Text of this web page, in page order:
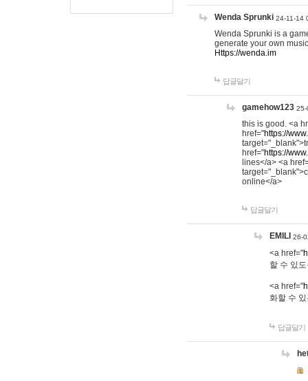
Wenda Sprunki 24-11-14
Wenda Sprunki is a
generate your own
Https://wenda.im
답글달기
gamehow123 25-
this is good. <a
href="https://
href="https://
lines</a> <a
online</a>
답글달기
EMILI 26-
<a href="
할 수 있
<a href="
화할 수
답글달기